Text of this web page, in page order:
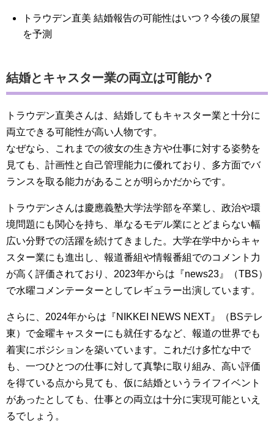
トラウデン直美 結婚報告の可能性はいつ？今後の展望
を予測
結婚とキャスター業の両立は可能か？
トラウデン直美さんは、結婚してもキャスター業と十分に
両立できる可能性が高い人物です。
なぜなら、これまでの彼女の生き方や仕事に対する姿勢を
見ても、計画性と自己管理能力に優れており、多方面でバ
ランスを取る能力があることが明らかだからです。
トラウデンさんは慶應義塾大学法学部を卒業し、政治や環
境問題にも関心を持ち、単なるモデル業にとどまらない幅
広い分野での活躍を続けてきました。大学在学中からキャ
スター業にも進出し、報道番組や情報番組でのコメント力
が高く評価されており、2023年からは『news23』（TBS）
で水曜コメンテーターとしてレギュラー出演しています。
さらに、2024年からは『NIKKEI NEWS NEXT』（BSテレ
東）で金曜キャスターにも就任するなど、報道の世界でも
着実にポジションを築いています。これだけ多忙な中で
も、一つひとつの仕事に対して真摯に取り組み、高い評価
を得ている点から見ても、仮に結婚というライフイベント
があったとしても、仕事との両立は十分に実現可能といえ
るでしょう。